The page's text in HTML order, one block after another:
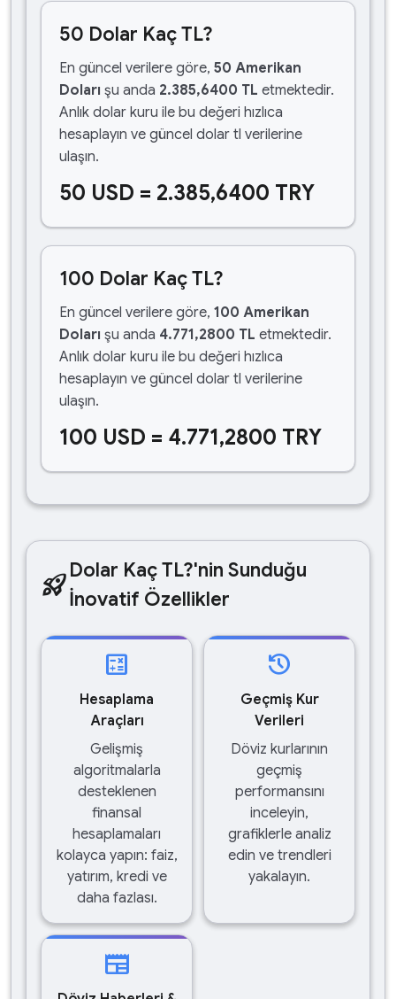
50 Dolar Kaç TL?
En güncel verilere göre, 50 Amerikan
Doları şu anda 2.385,6400 TL etmektedir.
Anlık dolar kuru ile bu değeri hızlıca
hesaplayın ve güncel dolar tl verilerine
ulaşın.
50 USD = 2.385,6400 TRY
100 Dolar Kaç TL?
En güncel verilere göre, 100 Amerikan
Doları şu anda 4.771,2800 TL etmektedir.
Anlık dolar kuru ile bu değeri hızlıca
hesaplayın ve güncel dolar tl verilerine
ulaşın.
100 USD = 4.771,2800 TRY
rocket_launchDolar Kaç TL?'nin Sunduğu
İnovatif Özellikler
calculate
Hesaplama
Araçları
Gelişmiş
algoritmalarla
desteklenen
finansal
hesaplamaları
kolayca yapın: faiz,
yatırım, kredi ve
daha fazlası.
history
Geçmiş Kur
Verileri
Döviz kurlarının
geçmiş
performansını
inceleyin,
grafiklerle analiz
edin ve trendleri
yakalayın.
newspaper